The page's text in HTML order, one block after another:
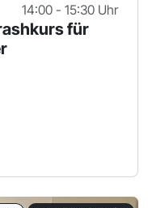
14:00 - 15:30 Uhr
für